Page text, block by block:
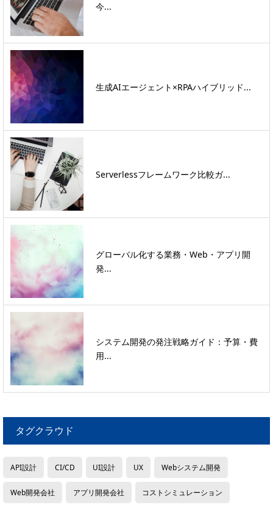
今...
生成AIエージェント×RPAハイブリッド...
Serverlessフレームワーク比較ガ...
グローバル化する業務・Web・アプリ開
発...
システム開発の発注戦略ガイド：予算・費
用...
タグクラウド
API設計 CI/CD UI設計 UX Webシステム開発
Web開発会社 アプリ開発会社 コストシミュレーション